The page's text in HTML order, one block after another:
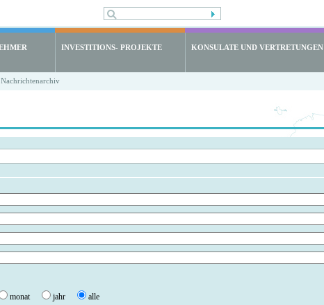
INVESTITIONS- PROJEKTE KONSULATE UND VERTRETUNGEN
monat jahr alle